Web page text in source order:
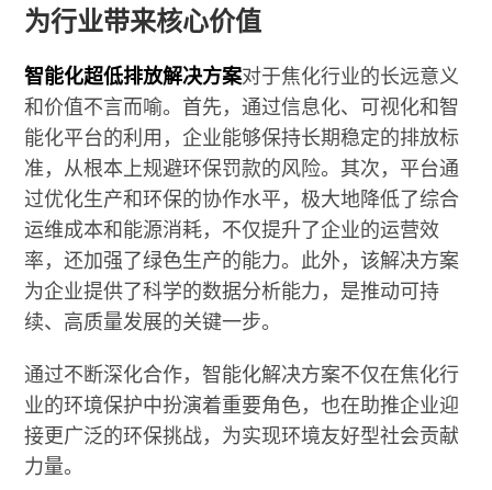
为行业带来核心价值
智能化超低排放解决方案对于焦化行业的长远意义
和价值不言而喻。首先，通过信息化、可视化和智
能化平台的利用，企业能够保持长期稳定的排放标
准，从根本上规避环保罚款的风险。其次，平台通
过优化生产和环保的协作水平，极大地降低了综合
运维成本和能源消耗，不仅提升了企业的运营效
率，还加强了绿色生产的能力。此外，该解决方案
为企业提供了科学的数据分析能力，是推动可持
续、高质量发展的关键一步。
通过不断深化合作，智能化解决方案不仅在焦化行
业的环境保护中扮演着重要角色，也在助推企业迎
接更广泛的环保挑战，为实现环境友好型社会贡献
力量。